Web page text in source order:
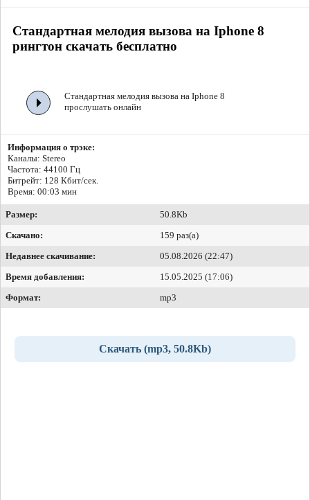
Стандартная мелодия вызова на Iphone 8
рингтон скачать бесплатно
Стандартная мелодия вызова на Iphone 8
прослушать онлайн
Информация о трэке:
Каналы: Stereo
Частота: 44100 Гц
Битрейт: 128 Кбит/сек.
Время: 00:03 мин
Размер:
50.8Kb
Скачано:
159 раз(а)
Недавнее скачивание:
05.08.2026 (22:47)
Время добавления:
15.05.2025 (17:06)
Формат:
mp3
Скачать (mp3, 50.8Kb)